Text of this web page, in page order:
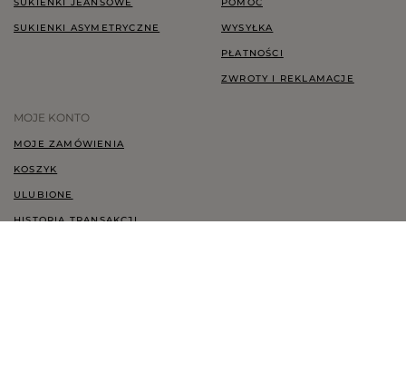
SUKIENKI JEANSOWE
SUKIENKI ASYMETRYCZNE
POMOC
WYSYŁKA
PŁATNOŚCI
ZWROTY I REKLAMACJE
MOJE KONTO
MOJE ZAMÓWIENIA
KOSZYK
ULUBIONE
HISTORIA TRANSAKCJI